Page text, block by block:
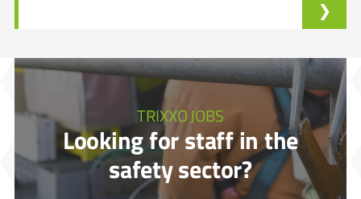
TRIXXO JOBS
Looking for staff in the
safety sector?